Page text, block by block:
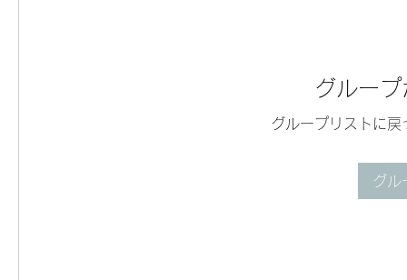
グルー
グループリストに
グル